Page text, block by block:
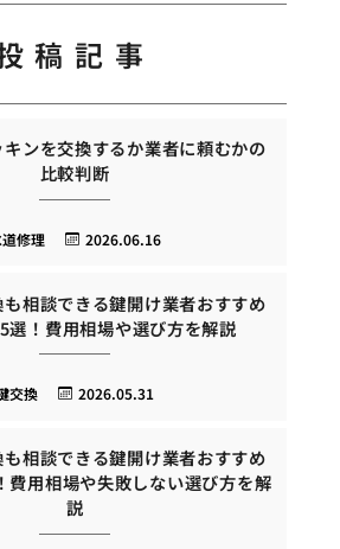
稿記事
ンを交換するか業者に頼むかの
比較判断
2026.06.16
修理
相談できる鍵開け業者おすすめ
選！費用相場や選び方を解説
2026.05.31
交換
相談できる鍵開け業者おすすめ
費用相場や失敗しない選び方を解
説